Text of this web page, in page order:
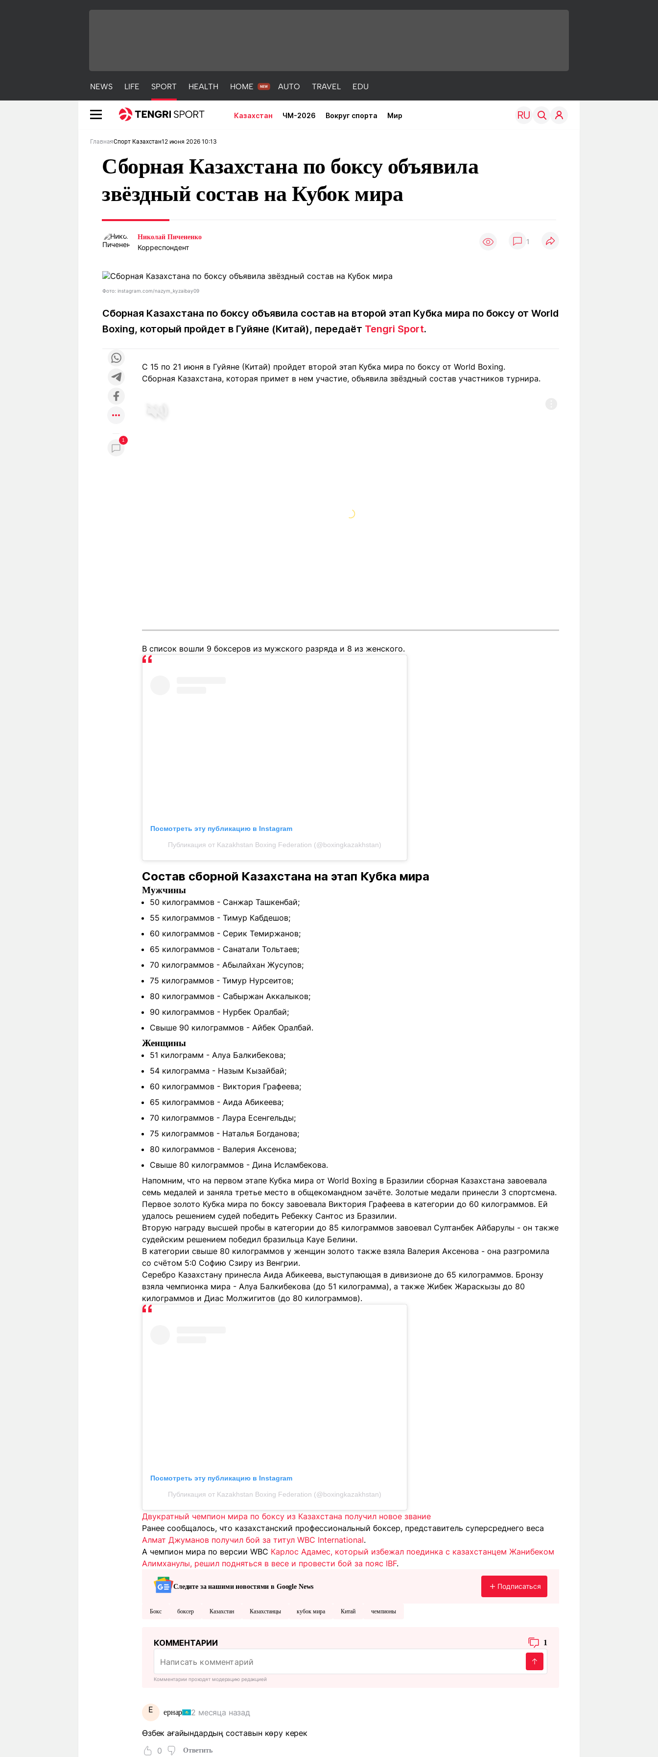
NEWS LIFE SPORT HEALTH HOME AUTO TRAVEL EDU
Казахстан ЧМ-2026 Вокруг спорта Мир
Погода
Рейтинги
HEALTH
Путевые
Учебные
О проекте Контакты редакции Вакансии Реклама Пресс-центр
Редакция Реклама Мы в социальных сетях
ГлавнаяСпорт Казахстан12 июня 2026 10:13
Сборная Казахстана по боксу объявила
звёздный состав на Кубок мира
Николай Пичененко
Корреспондент
1
Фото: instagram.com/nazym_kyzaibay09
Сборная Казахстана по боксу объявила состав на второй этап Кубка мира по боксу от World
Boxing, который пройдет в Гуйяне (Китай), передаёт Tengri Sport.
1
C 15 по 21 июня в Гуйяне (Китай) пройдет второй этап Кубка мира по боксу от World Boxing.
Сборная Казахстана, которая примет в нем участие, объявила звёздный состав участников турнира.
В список вошли 9 боксеров из мужского разряда и 8 из женского.
Посмотреть эту публикацию в Instagram
Публикация от Kazakhstan Boxing Federation (@boxingkazakhstan)
Состав сборной Казахстана на этап Кубка мира
Мужчины
50 килограммов - Санжар Ташкенбай;
55 килограммов - Тимур Кабдешов;
60 килограммов - Серик Темиржанов;
65 килограммов - Санатали Тольтаев;
70 килограммов - Абылайхан Жусупов;
75 килограммов - Тимур Нурсеитов;
80 килограммов - Сабыржан Аккалыков;
90 килограммов - Нурбек Оралбай;
Свыше 90 килограммов - Айбек Оралбай.
Женщины
51 килограмм - Алуа Балкибекова;
54 килограмма - Назым Кызайбай;
60 килограммов - Виктория Графеева;
65 килограммов - Аида Абикеева;
70 килограммов - Лаура Есенгельды;
75 килограммов - Наталья Богданова;
80 килограммов - Валерия Аксенова;
Свыше 80 килограммов - Дина Исламбекова.
Напомним, что на первом этапе Кубка мира от World Boxing в Бразилии сборная Казахстана завоевала
семь медалей и заняла третье место в общекомандном зачёте. Золотые медали принесли 3 спортсмена.
Первое золото Кубка мира по боксу завоевала Виктория Графеева в категории до 60 килограммов. Ей
удалось решением судей победить Ребекку Сантос из Бразилии.
Вторую награду высшей пробы в категории до 85 килограммов завоевал Султанбек Айбарулы - он также
судейским решением победил бразильца Кауе Белини.
В категории свыше 80 килограммов у женщин золото также взяла Валерия Аксенова - она разгромила
со счётом 5:0 Софию Сзиру из Венгрии.
Серебро Казахстану принесла Аида Абикеева, выступающая в дивизионе до 65 килограммов. Бронзу
взяла чемпионка мира - Алуа Балкибекова (до 51 килограмма), а также Жибек Жараскызы до 80
килограммов и Диас Молжигитов (до 80 килограммов).
Посмотреть эту публикацию в Instagram
Публикация от Kazakhstan Boxing Federation (@boxingkazakhstan)
Двукратный чемпион мира по боксу из Казахстана получил новое звание
Ранее сообщалось, что казахстанский профессиональный боксер, представитель суперсреднего веса
Алмат Джуманов получил бой за титул WBC International.
А чемпион мира по версии WBC Карлос Адамес, который избежал поединка с казахстанцем Жанибеком
Алимханулы, решил подняться в весе и провести бой за пояс IBF.
Следите за нашими новостями в Google News Подписаться
Бокс боксер Казахстан Казахстанцы кубок мира Китай чемпионы
КОММЕНТАРИИ 1
Комментарии проходят модерацию редакцией
Е ернар 2 месяца назад
Өзбек ағайындардың составын көру керек
0
Ответить